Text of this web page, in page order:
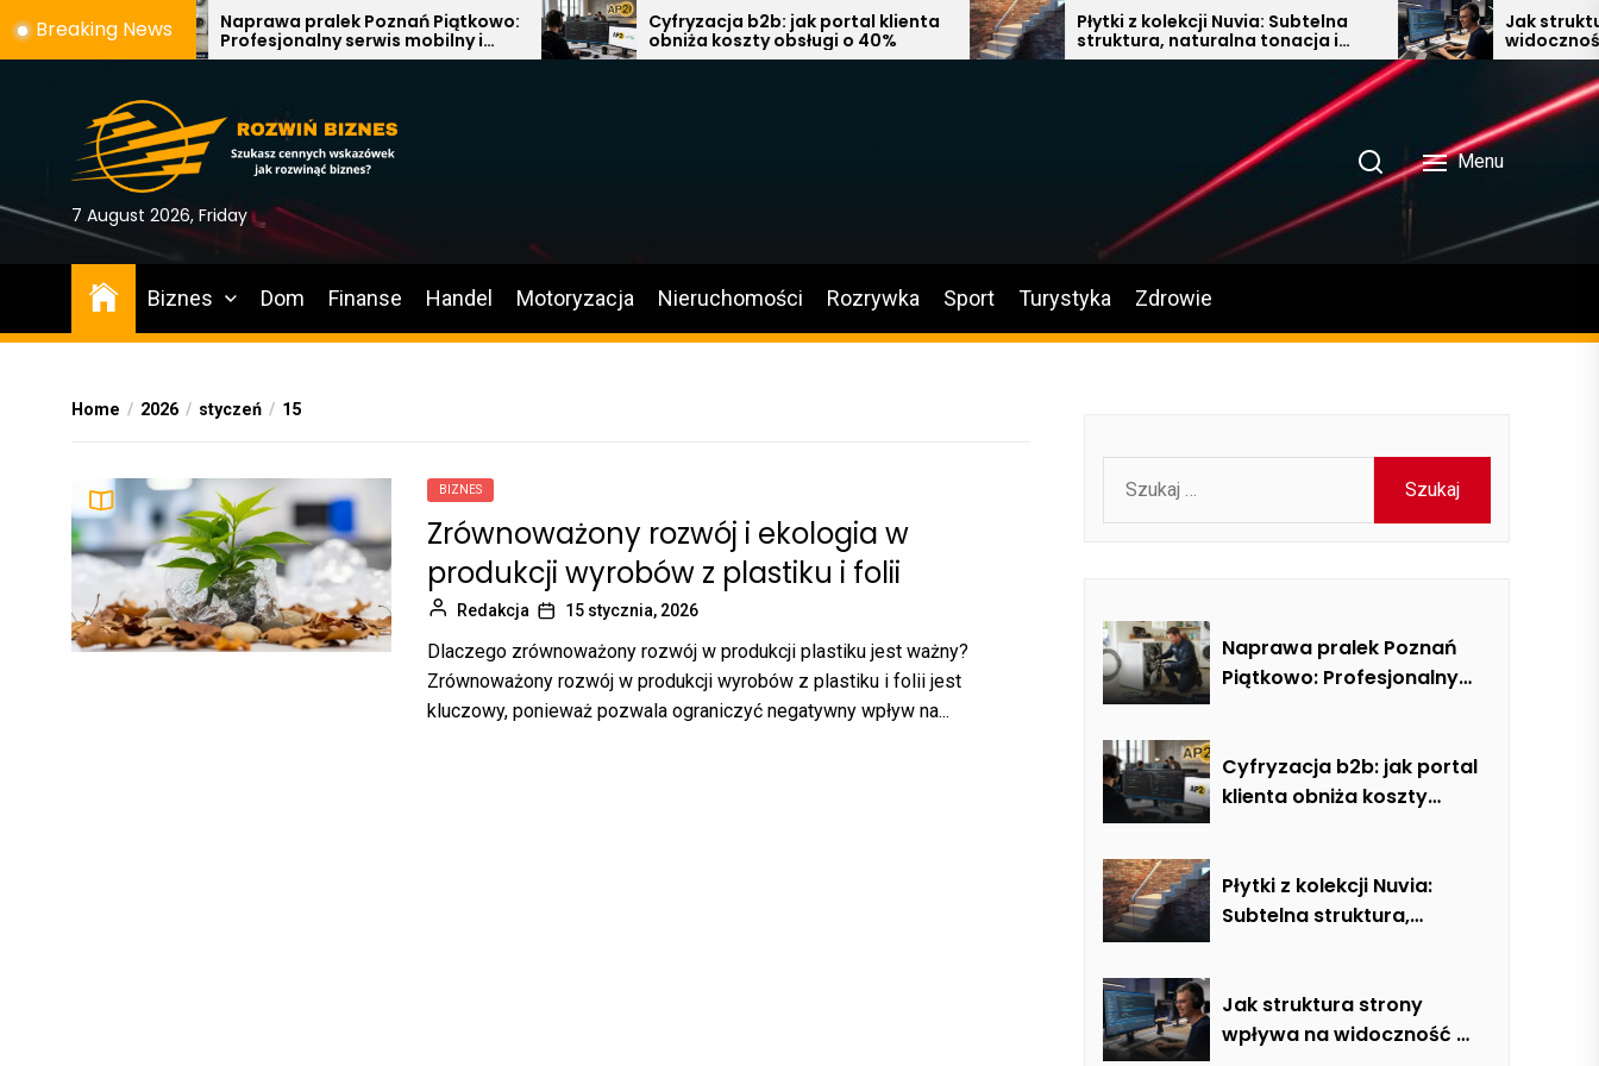
to
Breaking News
Naprawa pralek Poznań Piątkowo:
Profesjonalny serwis mobilny i
usuwanie usterek AGD
Cyfryzacja b2b: jak portal klienta
obniża koszty obsługi o 40%
Płytki z kolekcji Nuvia: Subtelna
struktura, naturalna tonacja i
nowoczesna elegancja w łazience,
Jak struktura
widoczność w
7 August 2026, Friday
Menu
Biznes Dom Finanse Handel Motoryzacja Nieruchomości Rozrywka Sport Turystyka Zdrowie
Home 2026 styczeń 15
BIZNES
Zrównoważony rozwój i ekologia w
produkcji wyrobów z plastiku i folii
Redakcja 15 stycznia, 2026
Dlaczego zrównoważony rozwój w produkcji plastiku jest ważny?
Zrównoważony rozwój w produkcji wyrobów z plastiku i folii jest
kluczowy, ponieważ pozwala ograniczyć negatywny wpływ na...
Naprawa pralek Poznań
Piątkowo: Profesjonalny
Cyfryzacja b2b: jak portal
klienta obniża koszty
Płytki z kolekcji Nuvia:
Subtelna struktura,
łazience, salonie i kuchni
Jak struktura strony
wpływa na widoczność w